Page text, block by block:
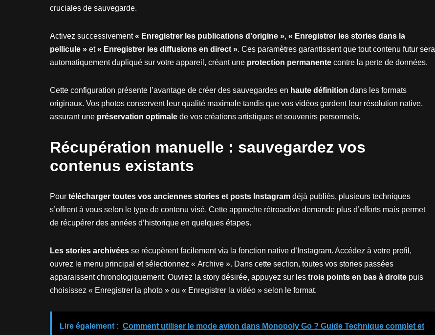
cruciales de sauvegarde.
Activez successivement« Enregistrer les publications d’origine », « Enregistrer les stories dans la
pellicule » et« Enregistrer les diffusions en direct ». Ces paramètres garantissent que tout contenu futur sera
automatiquement dupliqué sur votre appareil, créant une protection permanente contre la perte de données.
Cette configuration présente l’avantage de créer des sauvegardes en haute définition dans les formats
originaux. Vos photos conservent leur qualité maximale tandis que vos vidéos gardent leur résolution native,
assurant une préservation optimale de vos créations artistiques et souvenirs personnels.
Récupération manuelle : sauvegardez vos
contenus existants
Pour télécharger toutes vos anciennes stories et posts Instagram déjà publiés, plusieurs techniques
s’offrent à vous selon le type de contenu visé. Cette approche rétroactive demande plus d’efforts mais permet
de récupérer des années d’historique en quelques étapes.
Les stories archivées se récupèrent facilement via la fonction native d’Instagram. Accédez à votre profil,
ouvrez le menu principal et sélectionnez « Archive ». Dans cette section, toutes vos stories passées
apparaissent chronologiquement. Ouvrez la story désirée, appuyez sur les trois points en bas à droite puis
choisissez « Enregistrer la photo » ou « Enregistrer la vidéo » selon le format.
Lire également : Comment utiliser le mode avion dans Monopoly Go ? Guide Technique complet et